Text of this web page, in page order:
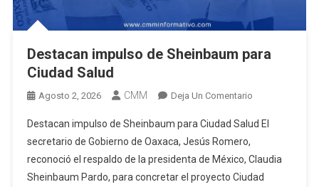
Destacan impulso de Sheinbaum para
Ciudad Salud
Agosto 2, 2026 CMM Deja Un ComentarioEn
Impulso
Sheinbaum
Para
Destacan impulso de Sheinbaum para Ciudad Salud El
secretario de Gobierno de Oaxaca, Jesús Romero,
reconoció el respaldo de la presidenta de México, Claudia
Sheinbaum Pardo, para concretar el proyecto Ciudad